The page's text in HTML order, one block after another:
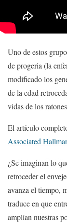
Uno de estos
de progeria (la
modificado los
de la edad
vidas de los
El artículo
Associated
¿Se imaginan lo
retroceder el
avanza el tiempo,
traduce en que
amplían nuestras